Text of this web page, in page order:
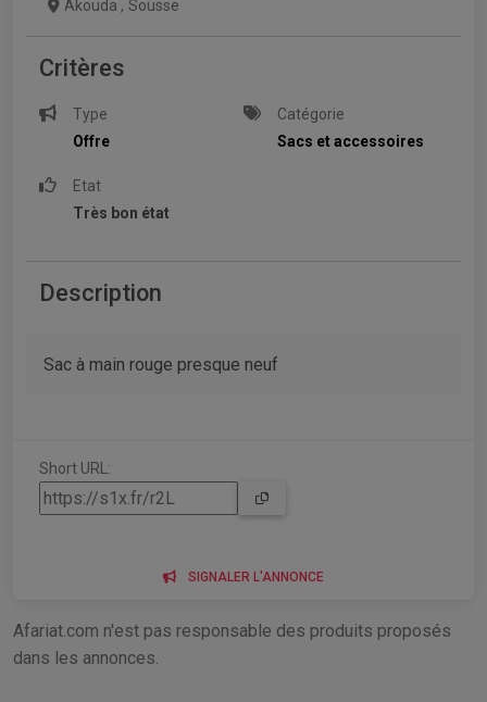
Akouda , Sousse
Critères
Type
Offre
Catégorie
Sacs et accessoires
Etat
Très bon état
Description
Sac à main rouge presque neuf
Short URL:
SIGNALER L'ANNONCE
Afariat.com n'est pas responsable des produits proposés
dans les annonces.